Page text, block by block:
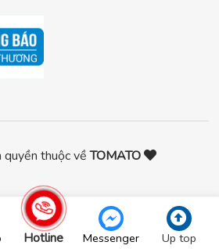
thuộc vềTOMATO
Hotline Messenger Up top